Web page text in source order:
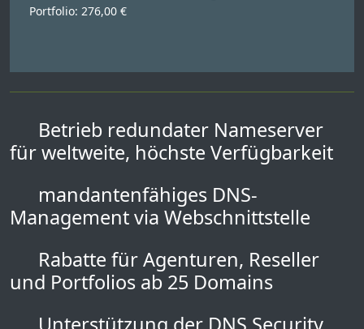
Portfolio: 276,00 €
Betrieb redundater Nameserver
für weltweite, höchste Verfügbarkeit
mandantenfähiges DNS-
Management via Webschnittstelle
Rabatte für Agenturen, Reseller
und Portfolios ab 25 Domains